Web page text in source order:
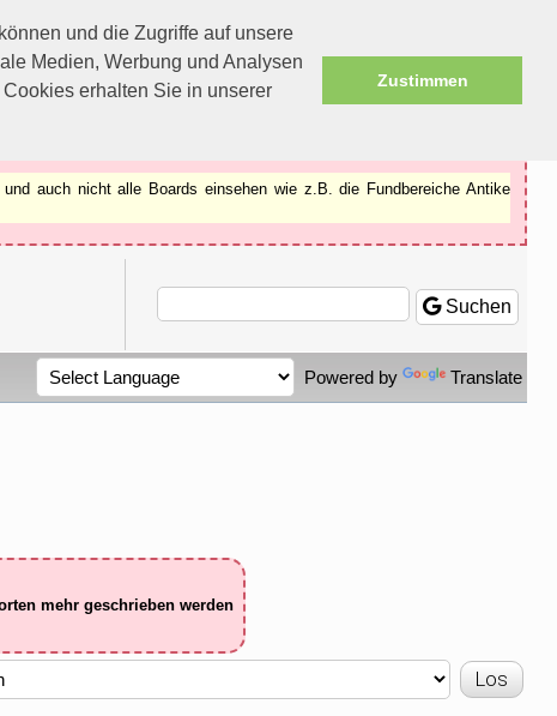
und die Zugriffe auf unsere
Medien, Werbung und Analysen
erhalten Sie in unserer
Zustimmen
und auch nicht alle Boards einsehen wie z.B. die Fundbereiche Antike
Suchen
Powered by Translate
mehr geschrieben werden